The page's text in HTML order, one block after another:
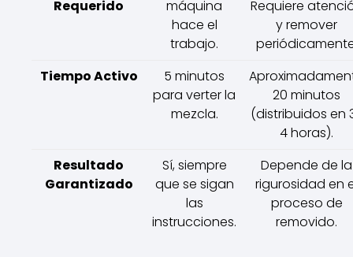
Requerido
máquina
hace el
trabajo.
Requiere
y remover
Tiempo Activo
5 minutos
para verter la
mezcla.
20 minutos
(distribuidos en
4 horas).
Resultado
Garantizado
Sí, siempre
que se sigan
las
instrucciones.
Depende de la
rigurosidad en
proceso de
removido.